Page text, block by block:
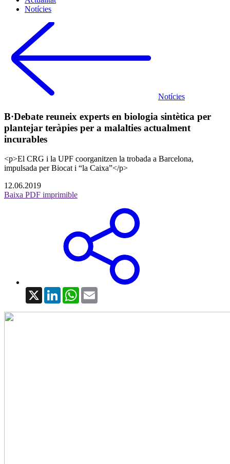
Notícies
Notícies
B·Debate reuneix experts en biologia sintètica per
plantejar teràpies per a malalties actualment
incurables
<p>El CRG i la UPF coorganitzen la trobada a Barcelona,
impulsada per Biocat i “la Caixa”</p>
12.06.2019
Baixa PDF imprimible
X LinkedInWhatsApp